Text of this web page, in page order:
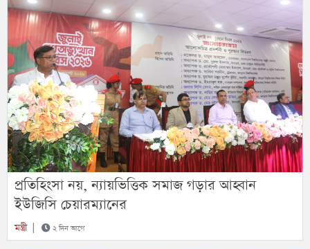
প্রতিহিংসা নয়, ন্যায়ভিত্তিক সমাজ গড়ার আহ্বান
ইউজিসি চেয়ারম্যানের
মন্ত্রী| ২ দিন আগে